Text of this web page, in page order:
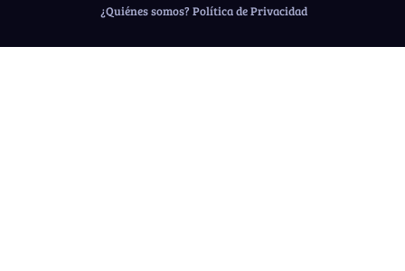
¿Quiénes somos? Política de Privacidad